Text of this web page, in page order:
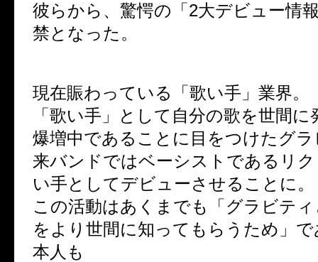
彼らから、驚愕の「2大デビュー情
禁となった。
現在賑わっている「歌い手」業界。
「歌い手」として自分の歌を世間
爆増中であることに目をつけたグ
来バンドではベーシストであるリ
い手としてデビューさせることに。
この活動はあくまでも「グラビテ
をより世間に知ってもらうため」
本人も